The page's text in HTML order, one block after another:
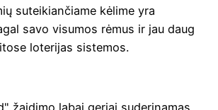
suteikiančiame kėlime yra
savo visumos rėmus ir jau daug
loterijas sistemos.
žaidimo labai geriai suderinamas